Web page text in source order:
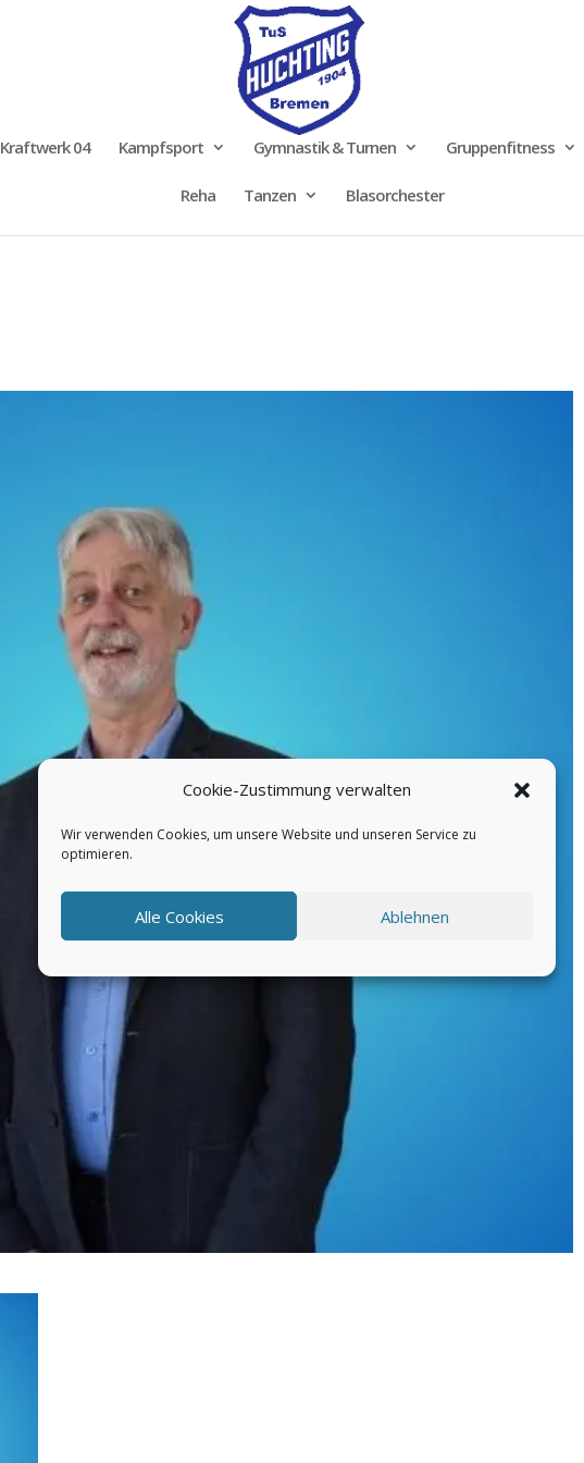
Cookie-Zustimmung verwalten
Wir verwenden Cookies, um unsere Website und unseren Service zu
optimieren.
Alle Cookies Ablehnen
Kraftwerk 04 Kampfsport Gymnastik & Turnen Gruppenfitness
Reha Tanzen Blasorchester